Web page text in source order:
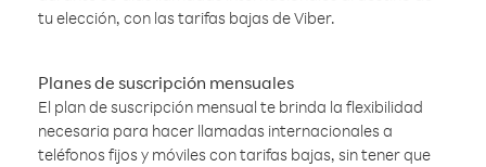
tu elección, con las tarifas bajas de Viber.
Planes de suscripción mensuales
El plan de suscripción mensual te brinda la flexibilidad
necesaria para hacer llamadas internacionales a
teléfonos fijos y móviles con tarifas bajas, sin tener que